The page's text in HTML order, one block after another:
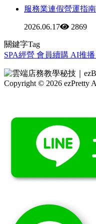
服務業連假營運指
2026.06.17 2869
關鍵字Tag
SPA經營 會員續購 AI推播
Copyright © 2026 ezPretty